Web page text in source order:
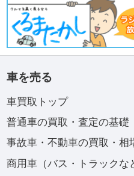
車を売る
車買取トップ
普通車の買取・査定の基礎
事故車・不動車の買取・相
商用車（バス・トラックな